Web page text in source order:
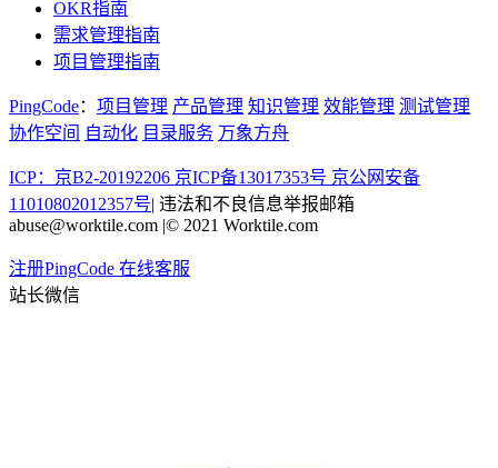
OKR指南
需求管理指南
项目管理指南
PingCode： 项目管理 产品管理 知识管理 效能管理 测试管理
协作空间 自动化 目录服务 万象方舟
ICP：京B2-20192206 京ICP备13017353号 京公网安备
11010802012357号| 违法和不良信息举报邮箱
abuse@worktile.com |© 2021 Worktile.com
注册PingCode 在线客服
站长微信